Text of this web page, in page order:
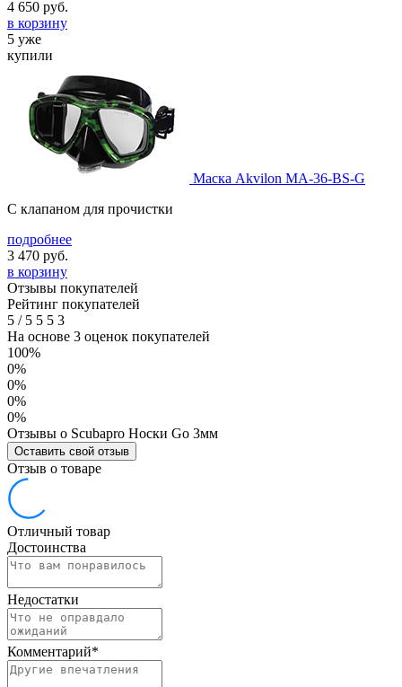
4 650 руб.
в корзину
5 уже
купили
Маска Akvilon MA-36-BS-G
С клапаном для прочистки
подробнее
3 470 руб.
в корзину
Отзывы покупателей
Рейтинг покупателей
5 /5 5 5 3
На основе 3 оценок покупателей
100%
0%
0%
0%
0%
Отзывы о Scubapro Носки Go 3мм
Оставить свой отзыв
Отзыв о товаре
Отличный товар
Достоинства
Недостатки
Комментарий*